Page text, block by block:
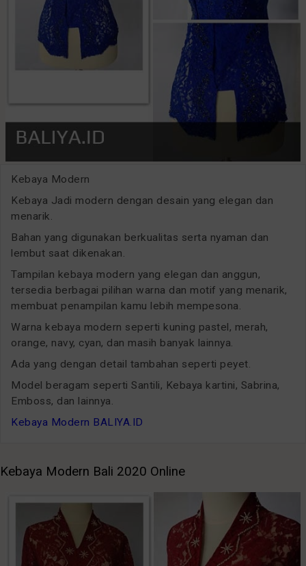
Kebaya Modern
Kebaya Jadi modern dengan desain yang elegan dan
menarik.
Bahan yang digunakan berkualitas serta nyaman dan
lembut saat dikenakan.
Tampilan kebaya modern yang elegan dan anggun,
tersedia berbagai pilihan warna dan motif yang menarik,
membuat penampilan kamu lebih mempesona.
Warna kebaya modern seperti kuning pastel, merah,
orange, navy, cyan, dan masih banyak lainnya.
Ada yang dengan detail tambahan seperti peyet.
Model beragam seperti Santili, Kebaya kartini, Sabrina,
Emboss, dan lainnya.
Kebaya Modern BALIYA.ID
Kebaya Modern Bali 2020 Online